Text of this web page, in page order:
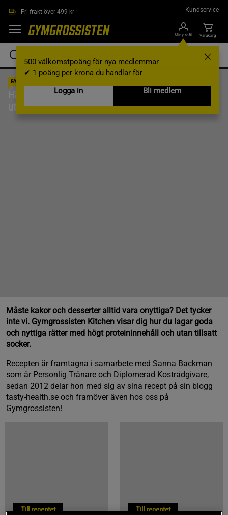
Fri frakt över 499 kr Kundservice
Min profil
500 välkomstpoäng för nya medlemmar
✔ 1 poäng per krona du handlar för
Logga in
Bli medlem
Varukorg
GYMGROSSISTEN KITCHEN
Hälsosamma recept med protein
utan tillsatt socker
Måste kakor och desserter alltid vara onyttiga? Det tycker
inte vi. Gymgrossisten Kitchen visar dig hur du lagar goda
och nyttiga rätter med högt proteininnehåll och utan tillsatt
socker.
Recepten är framtagna i samarbete med Sanna Backman
som är Personlig Tränare och Diplomerad Kostrådgivare,
sedan 2012 delar hon med sig av sina recept på sin blogg
tasty-health.se och framöver även hos oss på
Gymgrossisten!
Till receptet Till receptet